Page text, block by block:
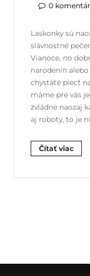
0
Laskonky sú
slávnostné
Vianoce, no
narodenín
chystáte piecť
máme pre vás
zvládne naozaj
aj roboty, to je
Čítať viac